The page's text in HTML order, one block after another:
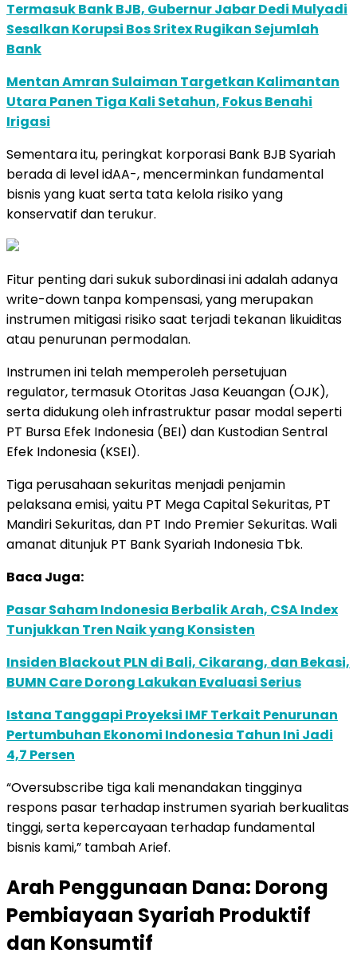
Termasuk Bank BJB, Gubernur Jabar Dedi Mulyadi
Sesalkan Korupsi Bos Sritex Rugikan Sejumlah
Bank
Mentan Amran Sulaiman Targetkan Kalimantan
Utara Panen Tiga Kali Setahun, Fokus Benahi
Irigasi
Sementara itu, peringkat korporasi Bank BJB Syariah
berada di level idAA-, mencerminkan fundamental
bisnis yang kuat serta tata kelola risiko yang
konservatif dan terukur.
Fitur penting dari sukuk subordinasi ini adalah adanya
write-down tanpa kompensasi, yang merupakan
instrumen mitigasi risiko saat terjadi tekanan likuiditas
atau penurunan permodalan.
Instrumen ini telah memperoleh persetujuan
regulator, termasuk Otoritas Jasa Keuangan (OJK),
serta didukung oleh infrastruktur pasar modal seperti
PT Bursa Efek Indonesia (BEI) dan Kustodian Sentral
Efek Indonesia (KSEI).
Tiga perusahaan sekuritas menjadi penjamin
pelaksana emisi, yaitu PT Mega Capital Sekuritas, PT
Mandiri Sekuritas, dan PT Indo Premier Sekuritas. Wali
amanat ditunjuk PT Bank Syariah Indonesia Tbk.
Baca Juga:
Pasar Saham Indonesia Berbalik Arah, CSA Index
Tunjukkan Tren Naik yang Konsisten
Insiden Blackout PLN di Bali, Cikarang, dan Bekasi,
BUMN Care Dorong Lakukan Evaluasi Serius
Istana Tanggapi Proyeksi IMF Terkait Penurunan
Pertumbuhan Ekonomi Indonesia Tahun Ini Jadi
4,7 Persen
“Oversubscribe tiga kali menandakan tingginya
respons pasar terhadap instrumen syariah berkualitas
tinggi, serta kepercayaan terhadap fundamental
bisnis kami,” tambah Arief.
Arah Penggunaan Dana: Dorong
Pembiayaan Syariah Produktif
dan Konsumtif